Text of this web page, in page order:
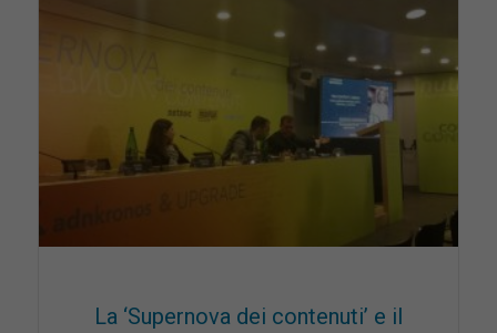
La ‘Supernova dei contenuti’ e il